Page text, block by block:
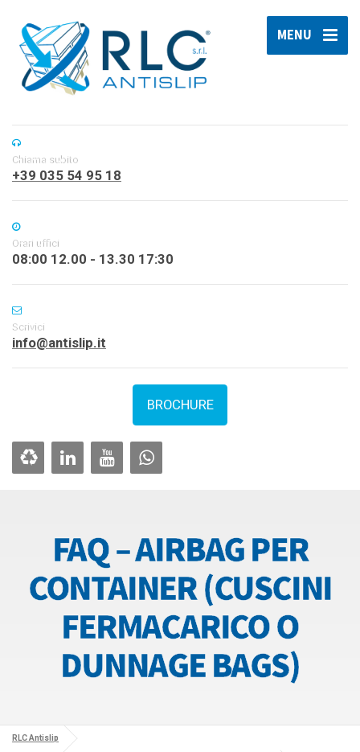
MENU
Chiama subito
+39 035 54 95 18
Orari uffici
08:00 12.00 - 13.30 17:30
Scrivici
info@antislip.it
BROCHURE
FAQ – AIRBAG PER
CONTAINER (CUSCINI
FERMACARICO O
DUNNAGE BAGS)
RLC Antislip